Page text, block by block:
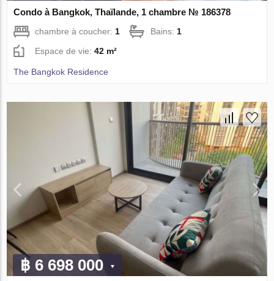
Condo à Bangkok, Thaïlande, 1 chambre № 186378
chambre à coucher: 1 Bains: 1
Espace de vie:42 m²
The Bangkok Residence
฿ 6 698 000